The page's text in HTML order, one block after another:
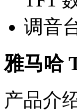
雅马哈
产品介